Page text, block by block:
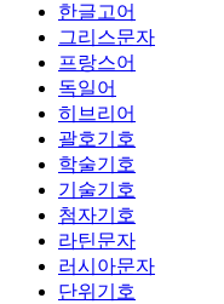
한글고어
그리스문자
프랑스어
독일어
히브리어
괄호기호
학술기호
기술기호
첨자기호
라틴문자
러시아문자
단위기호